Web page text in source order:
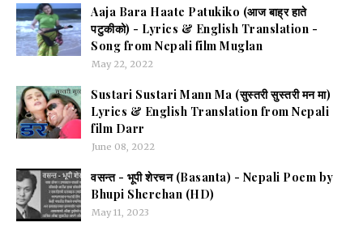
Aaja Bara Haate Patukiko (आज बाह्र हाते
पटुकीको) - Lyrics & English Translation -
Song from Nepali film Muglan
May 22, 2022
Sustari Sustari Mann Ma (सुस्तरी सुस्तरी मन मा)
Lyrics & English Translation from Nepali
film Darr
June 08, 2022
वसन्त - भूपी शेरचन (Basanta) - Nepali Poem by
Bhupi Sherchan (HD)
May 11, 2023